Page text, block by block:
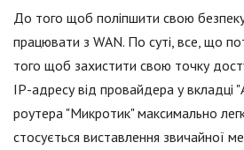
До того щоб поліпшити свою
працювати з WAN. По суті, все, що
того щоб захистити свою точку
IP-адресу від провайдера у вкладці
роутера "Микротик" максимально
стосується виставлення звичайної